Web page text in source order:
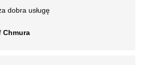
dobra usługę
Chmura